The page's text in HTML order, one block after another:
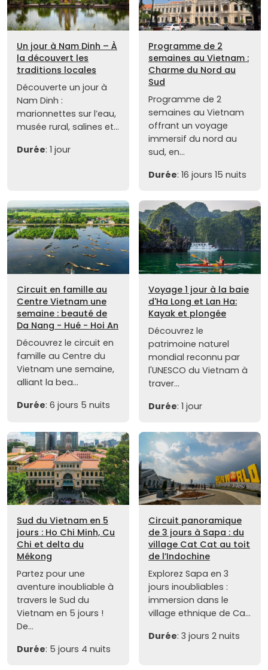
Un jour à Nam Dinh – À
la découvert les
traditions locales
Découverte un jour à
Nam Dinh :
marionnettes sur l’eau,
musée rural, salines et...
Durée: 1 jour
Programme de 2
semaines au Vietnam :
Charme du Nord au
Sud
Programme de 2
semaines au Vietnam
offrant un voyage
immersif du nord au
sud, en...
Durée: 16 jours 15 nuits
Circuit en famille au
Centre Vietnam une
semaine : beauté de
Da Nang - Hué - Hoi An
Découvrez le circuit en
famille au Centre du
Vietnam une semaine,
alliant la bea...
Durée: 6 jours 5 nuits
Voyage 1 jour à la baie
d'Ha Long et Lan Ha:
Kayak et plongée
Découvrez le
patrimoine naturel
mondial reconnu par
l'UNESCO du Vietnam à
traver...
Durée: 1 jour
Sud du Vietnam en 5
jours : Ho Chi Minh, Cu
Chi et delta du
Mékong
Partez pour une
aventure inoubliable à
travers le Sud du
Vietnam en 5 jours !
De...
Durée: 5 jours 4 nuits
Circuit panoramique
de 3 jours à Sapa : du
village Cat Cat au toit
de l’Indochine
Explorez Sapa en 3
jours inoubliables :
immersion dans le
village ethnique de Ca...
Durée: 3 jours 2 nuits